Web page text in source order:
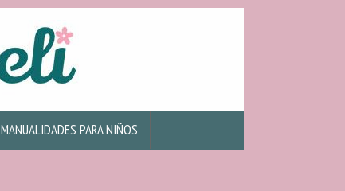
MANUALIDADES PARA NIÑOS